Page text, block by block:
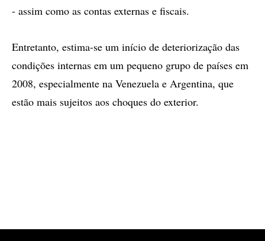
- assim como as contas externas e fiscais.
Entretanto, estima-se um início de deteriorização das
condições internas em um pequeno grupo de países em
2008, especialmente na Venezuela e Argentina, que
estão mais sujeitos aos choques do exterior.